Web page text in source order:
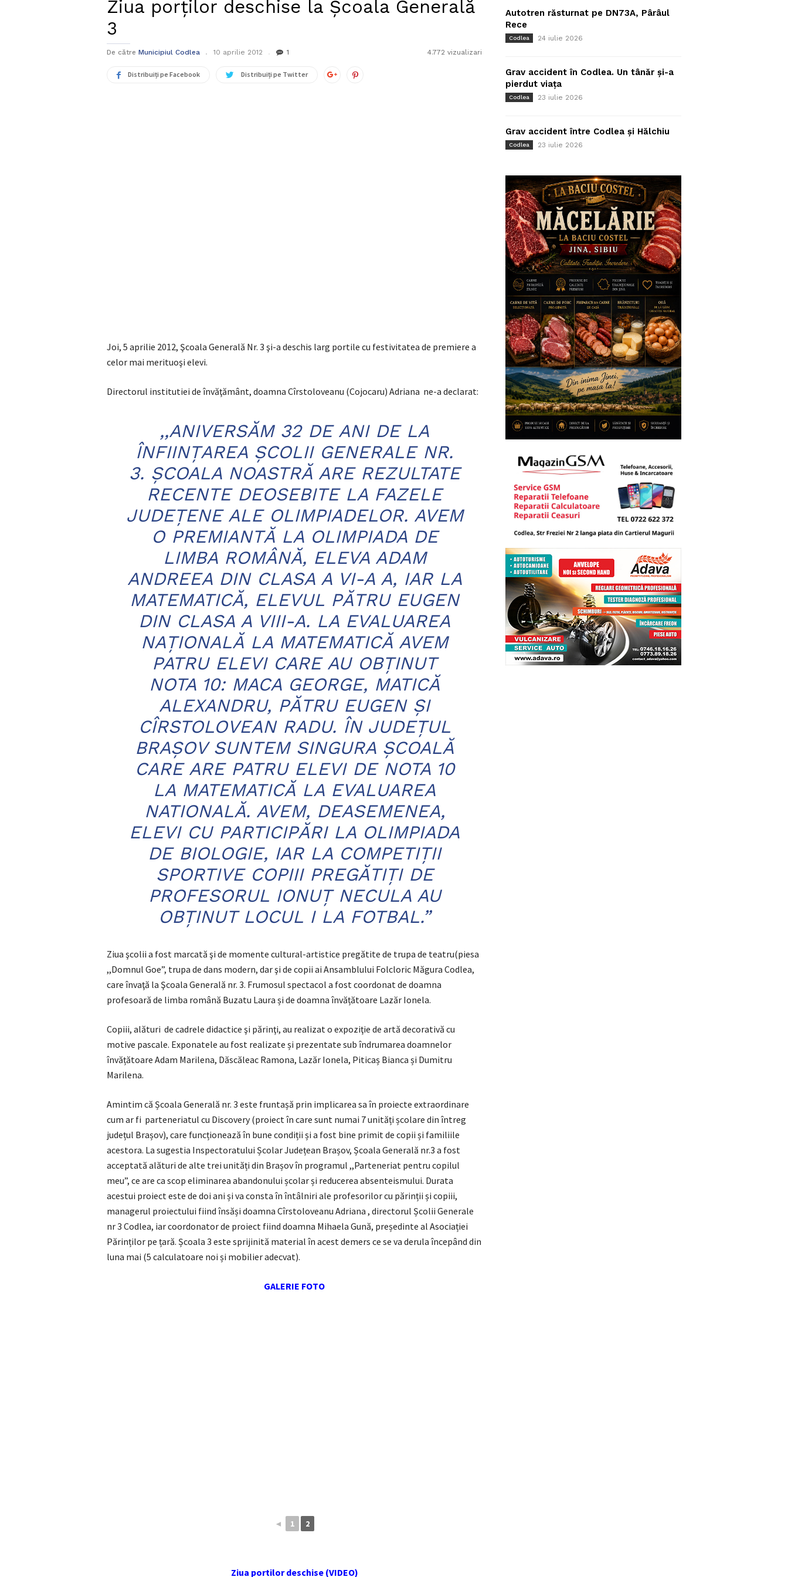
Ziua porţilor deschise la Şcoala Generală
3
De către Municipiul Codlea 10 aprilie 2012 1 4.772 vizualizari
Distribuiți pe Facebook Distribuiți pe Twitter
Joi, 5 aprilie 2012, Şcoala Generală Nr. 3 şi-a deschis larg portile cu festivitatea de premiere a
celor mai merituoşi elevi.
Directorul institutiei de învăţământ, doamna Cîrstoloveanu (Cojocaru) Adriana ne-a declarat:
,,ANIVERSĂM 32 DE ANI DE LA
ÎNFIINȚAREA ȘCOLII GENERALE NR.
3. ȘCOALA NOASTRĂ ARE REZULTATE
RECENTE DEOSEBITE LA FAZELE
JUDEȚENE ALE OLIMPIADELOR. AVEM
O PREMIANTĂ LA OLIMPIADA DE
LIMBA ROMÂNĂ, ELEVA ADAM
ANDREEA DIN CLASA A VI-A A, IAR LA
MATEMATICĂ, ELEVUL PĂTRU EUGEN
DIN CLASA A VIII-A. LA EVALUAREA
NAȚIONALĂ LA MATEMATICĂ AVEM
PATRU ELEVI CARE AU OBȚINUT
NOTA 10: MACA GEORGE, MATICĂ
ALEXANDRU, PĂTRU EUGEN ȘI
CÎRSTOLOVEAN RADU. ÎN JUDEȚUL
BRAȘOV SUNTEM SINGURA ȘCOALĂ
CARE ARE PATRU ELEVI DE NOTA 10
LA MATEMATICĂ LA EVALUAREA
NATIONALĂ. AVEM, DEASEMENEA,
ELEVI CU PARTICIPĂRI LA OLIMPIADA
DE BIOLOGIE, IAR LA COMPETIȚII
SPORTIVE COPIII PREGĂTIȚI DE
PROFESORUL IONUȚ NECULA AU
OBȚINUT LOCUL I LA FOTBAL.”
Ziua şcolii a fost marcată şi de momente cultural-artistice pregătite de trupa de teatru(piesa
,,Domnul Goe”, trupa de dans modern, dar şi de copii ai Ansamblului Folcloric Măgura Codlea,
care învaţă la Şcoala Generală nr. 3. Frumosul spectacol a fost coordonat de doamna
profesoară de limba română Buzatu Laura și de doamna învățătoare Lazăr Ionela.
Copiii, alături de cadrele didactice şi părinţi, au realizat o expoziţie de artă decorativă cu
motive pascale. Exponatele au fost realizate și prezentate sub îndrumarea doamnelor
învățătoare Adam Marilena, Dăscăleac Ramona, Lazăr Ionela, Piticaș Bianca și Dumitru
Marilena.
Amintim că Școala Generală nr. 3 este fruntașă prin implicarea sa în proiecte extraordinare
cum ar fi parteneriatul cu Discovery (proiect în care sunt numai 7 unități școlare din întreg
județul Brașov), care funcționează în bune condiții și a fost bine primit de copii și familiile
acestora. La sugestia Inspectoratului Școlar Județean Brașov, Școala Generală nr.3 a fost
acceptată alături de alte trei unități din Brașov în programul ,,Parteneriat pentru copilul
meu”, ce are ca scop eliminarea abandonului școlar și reducerea absenteismului. Durata
acestui proiect este de doi ani și va consta în întâlniri ale profesorilor cu părinții și copiii,
managerul proiectului fiind însăși doamna Cîrstoloveanu Adriana , directorul Școlii Generale
nr 3 Codlea, iar coordonator de proiect fiind doamna Mihaela Gună, președinte al Asociației
Părinților pe țară. Școala 3 este sprijinită material în acest demers ce se va derula începând din
luna mai (5 calculatoare noi și mobilier adecvat).
GALERIE FOTO
◄ 1 2
Ziua portilor deschise (VIDEO)
Autotren răsturnat pe DN73A, Pârâul
Rece
Codlea 24 iulie 2026
Grav accident în Codlea. Un tânăr și-a
pierdut viața
Codlea 23 iulie 2026
Grav accident între Codlea și Hălchiu
Codlea 23 iulie 2026